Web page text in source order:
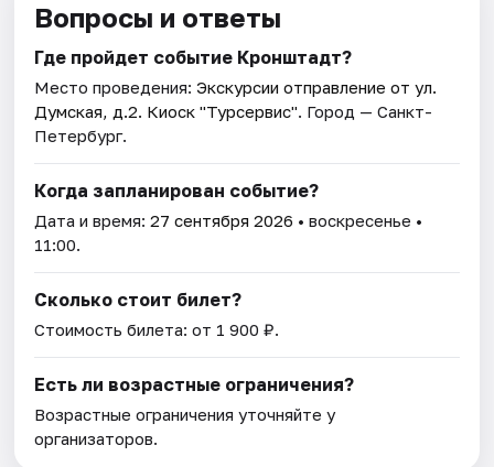
Вопросы и ответы
Где пройдет событие Кронштадт?
Место проведения:Экскурсии отправление от ул.
Думская, д.2. Киоск "Турсервис". Город — Санкт-
Петербург.
Когда запланирован событие?
Дата и время:27 сентября 2026 • воскресенье •
11:00.
Сколько стоит билет?
Стоимость билета: от 1 900 ₽.
Есть ли возрастные ограничения?
Возрастные ограничения уточняйте у
организаторов.